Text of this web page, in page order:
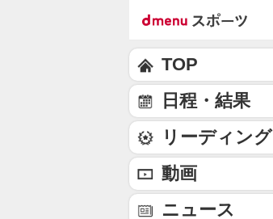
TOP
日程・結果
リーディング
動画
ニュース